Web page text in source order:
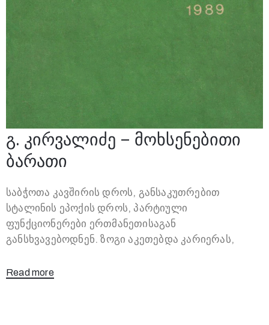
გ. კირვალიძე – მოხსენებითი
ბარათი
საბჭოთა კავშირის დროს, განსაკუთრებით
სტალინის ეპოქის დროს, პარტიული
ფუნქციონერები ერთმანეთისაგან
განსხვავებოდნენ. ზოგი აკეთებდა კარიერას,
Read more